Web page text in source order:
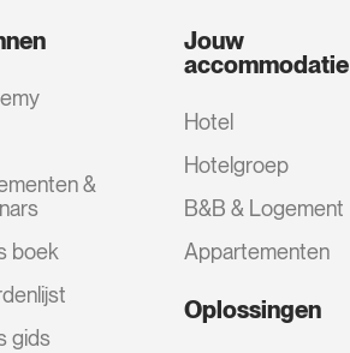
&
boek
gids
Jouw
accommodatie
Hotel
Hotelgroep
B&B & Logement
Appartementen
Oplossingen